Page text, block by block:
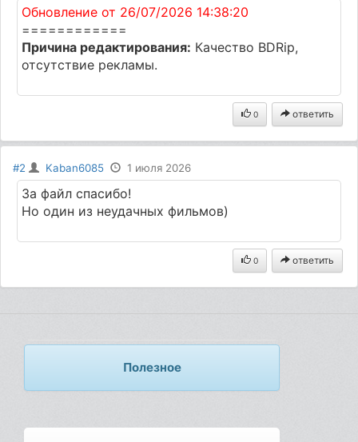
Обновление от 26/07/2026 14:38:20
============
Причина редактирования: Качество BDRip,
отсутствие рекламы.
0 ответить
#2 Kaban6085 1 июля 2026
За файл спасибо!
Но один из неудачных фильмов)
0 ответить
Полезное